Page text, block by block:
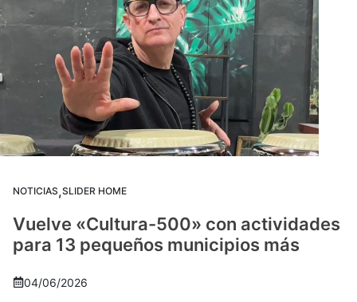
NOTICIAS,SLIDER HOME
Vuelve «Cultura-500» con actividades
para 13 pequeños municipios más
04/06/2026